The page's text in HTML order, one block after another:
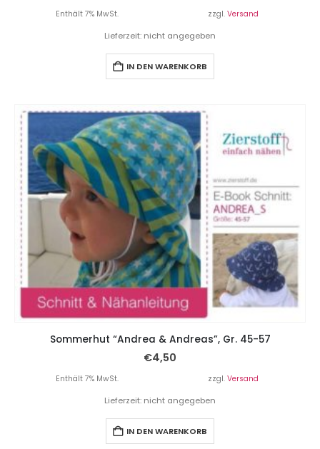
Enthält 7% MwSt. zzgl. Versand
Lieferzeit: nicht angegeben
IN DEN WARENKORB
Sommerhut “Andrea & Andreas”, Gr. 45-57
€4,50
Enthält 7% MwSt. zzgl. Versand
Lieferzeit: nicht angegeben
IN DEN WARENKORB